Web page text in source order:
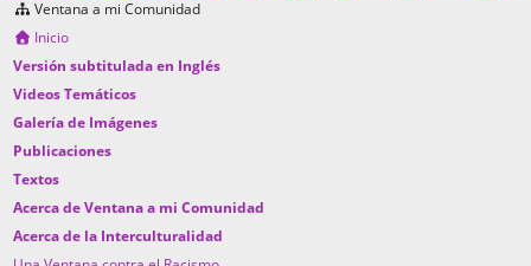
Ventana a mi Comunidad
Inicio
Versión subtitulada en Inglés
Videos Temáticos
Galería de Imágenes
Publicaciones
Textos
Acerca de Ventana a mi Comunidad
Acerca de la Interculturalidad